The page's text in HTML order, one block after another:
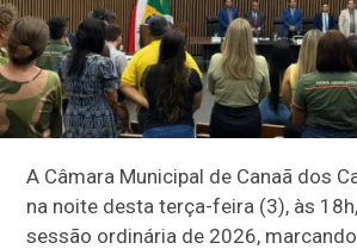
A Câmara Municipal de Canaã dos
na noite desta terça-feira (3), às
sessão ordinária de 2026,